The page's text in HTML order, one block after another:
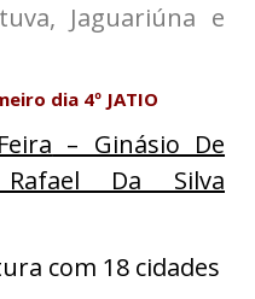
Jaguariúna e
dia 4º JATIO
– Ginásio De
Da Silva
com 18 cidades